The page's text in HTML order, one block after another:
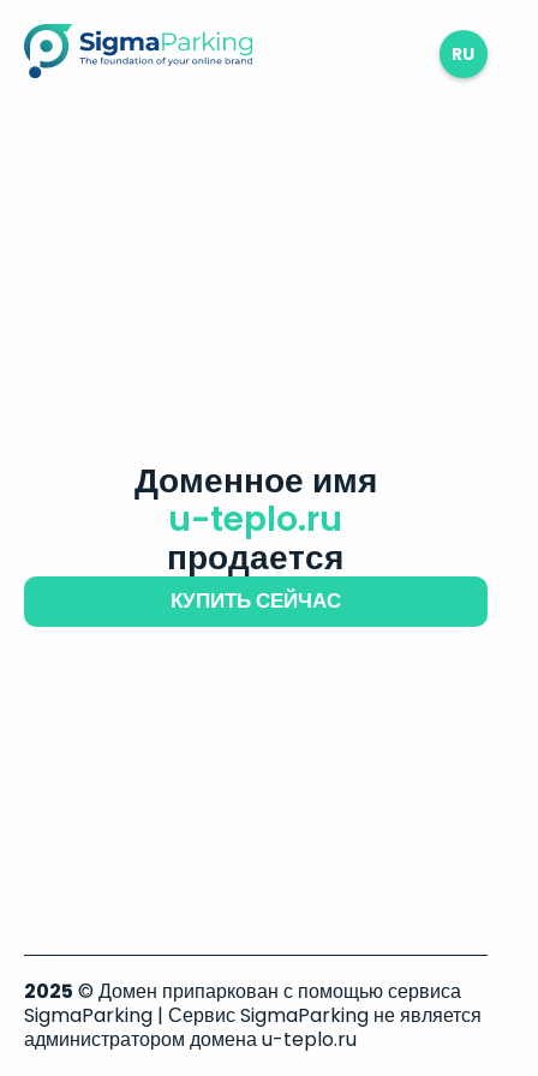
RU
Доменное имя
u-teplo.ru
продается
КУПИТЬ СЕЙЧАС
2025 © Домен припаркован с помощью сервиса
SigmaParking | Сервис SigmaParking не является
администратором домена u-teplo.ru